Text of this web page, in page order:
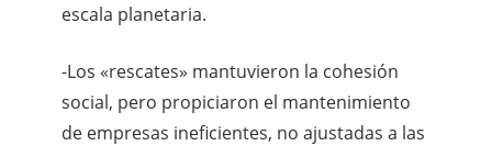
escala planetaria.
-Los «rescates» mantuvieron la cohesión
social, pero propiciaron el mantenimiento
de empresas ineficientes, no ajustadas a las